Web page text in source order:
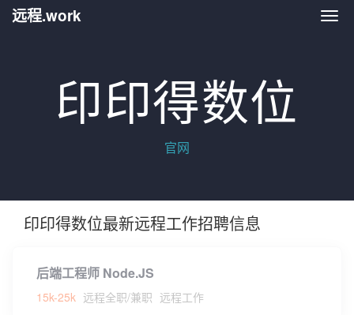
远
远程.work
印印得数位
官网
印印得数位最新远程工作招聘信息
后端工程师 Node.JS
15k-25k 远程全职/兼职 远程工作